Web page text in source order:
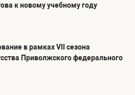
к новому учебному году
в рамках VII сезона
Приволжского федерального